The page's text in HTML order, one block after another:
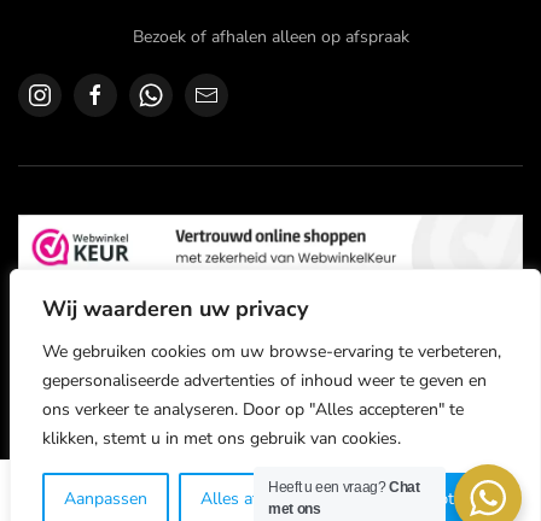
Wij waarderen uw privacy
We gebruiken cookies om uw browse-ervaring te verbeteren,
gepersonaliseerde advertenties of inhoud weer te geven en
ons verkeer te analyseren. Door op "Alles accepteren" te
klikken, stemt u in met ons gebruik van cookies.
Aanpassen Alles afwijzen Alles Accepteren
Bezoek of afhalen alleen op afspraak
2026 Logic Audio Cables. All rights reserved.
De waardering van logic-audio.nl bijWebwinkelKeur
Heeft u een vraag?Chat
met ons